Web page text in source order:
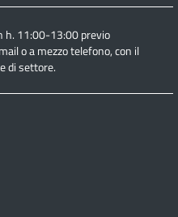
h. 11:00-13:00 previo
o a mezzo telefono, con il
di settore.